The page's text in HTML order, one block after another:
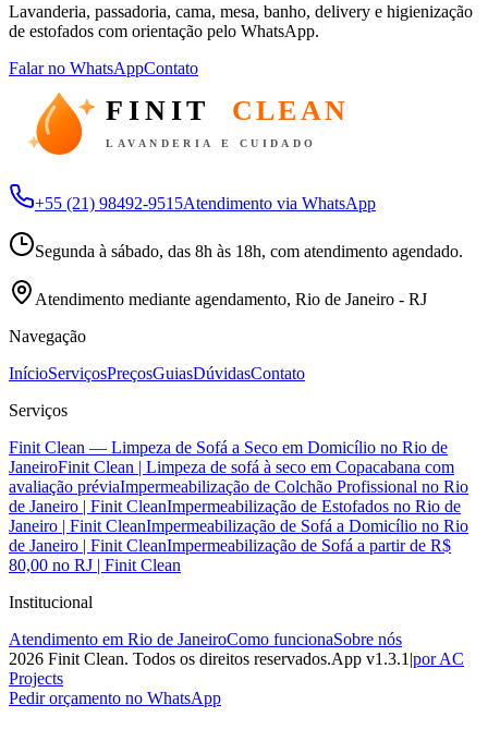
Lavanderia, passadoria, cama, mesa, banho, delivery e higienização
de estofados com orientação pelo WhatsApp.
Falar no WhatsAppContato
FINIT CLEAN
LAVANDERIA E CUIDADO
+55 (21) 98492-9515Atendimento via WhatsApp
Segunda à sábado, das 8h às 18h, com atendimento agendado.
Atendimento mediante agendamento, Rio de Janeiro - RJ
Navegação
InícioServiçosPreçosGuiasDúvidasContato
Serviços
Finit Clean — Limpeza de Sofá a Seco em Domicílio no Rio de
JaneiroFinit Clean | Limpeza de sofá à seco em Copacabana com
avaliação préviaImpermeabilização de Colchão Profissional no Rio
de Janeiro | Finit CleanImpermeabilização de Estofados no Rio de
Janeiro | Finit CleanImpermeabilização de Sofá a Domicílio no Rio
de Janeiro | Finit CleanImpermeabilização de Sofá a partir de R$
80,00 no RJ | Finit Clean
Institucional
Atendimento em Rio de JaneiroComo funcionaSobre nós
2026 Finit Clean. Todos os direitos reservados.App v1.3.1|por AC
Projects
Pedir orçamento no WhatsApp